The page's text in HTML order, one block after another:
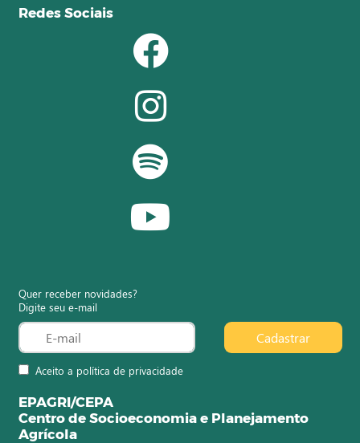
Redes Sociais
Quer receber novidades?
Digite seu e-mail
Aceito a política de privacidade
Cadastrar
EPAGRI/CEPA
Centro de Socioeconomia e Planejamento
Agrícola